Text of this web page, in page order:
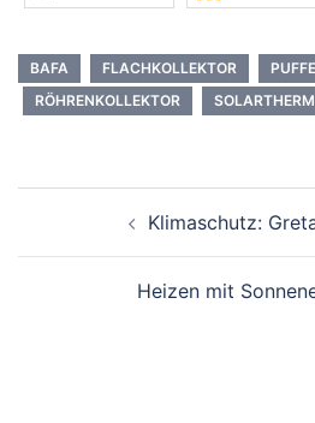
BAFA FLACHKOLLEKTOR
RÖHRENKOLLEKTOR
NavigationKlimaschutz:
Heizen mit